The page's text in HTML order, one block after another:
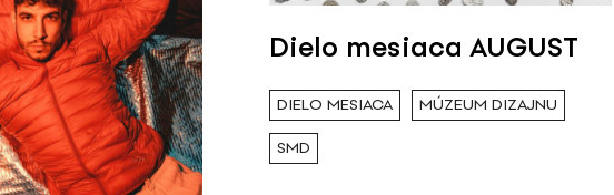
Dielo mesiaca AUGUST
DIELO MESIACA MÚZEUM DIZAJNU
SMD